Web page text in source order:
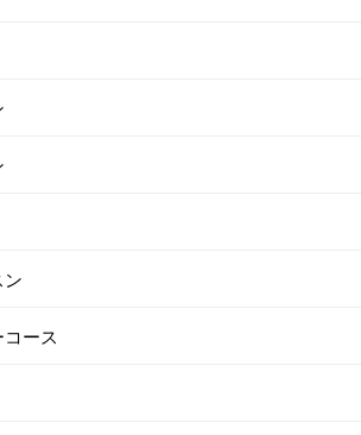
ース